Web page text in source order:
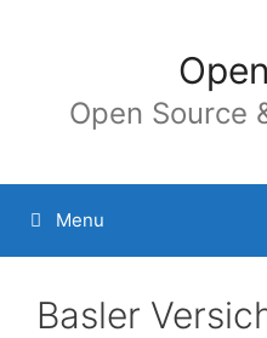
Open Source
Menu
Basler